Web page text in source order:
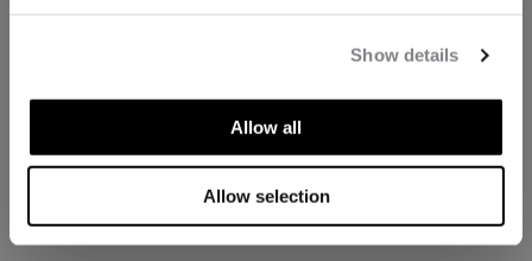
Show details
Allow all
Allow selection